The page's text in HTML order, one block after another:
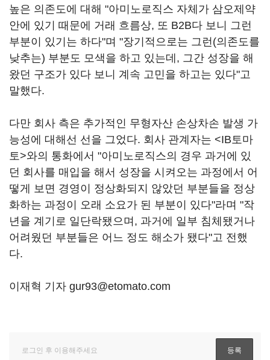
높은 의존도에 대해 "아미노로직스 자체가 삼오제약
안에 있기 때문에 거래 흐름상, 또 B2B다 보니 그런
부분이 있기는 하다"며 "장기적으로는 그런(의존도를
낮추는) 부분도 모색을 하고 있는데, 그간 성장을 해
왔던 구조가 있다 보니 계속 고민을 하고는 있다"고
말했다.
다만 회사 측은 추가적인 무형자산 손상차손 발생 가
능성에 대해선 선을 그었다. 회사 관계자는 <IB토마
토>와의 통화에서 "아미노로직스의 경우 과거에 있
던 회사를 매입을 해서 성장을 시켜오는 과정에서 어
떻게 보면 경영이 정상화되지 않았던 부분들을 정상
화하는 과정이 오래 소요가 된 부분이 있다"라며 "작
년을 계기로 일단락됐으며, 과거에 일부 침체됐거나
어려웠던 부분들은 어느 정도 해소가 됐다"고 전했
다.
이재혁 기자 gur93@etomato.com